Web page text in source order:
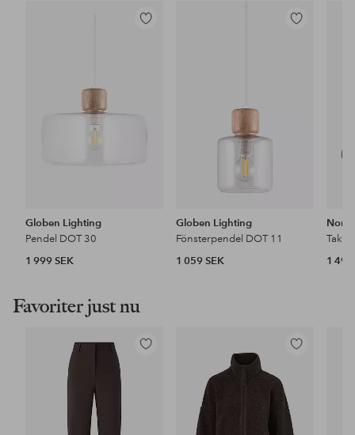
Lägg
Globen Lighting
Pendel DOT 30
1 999 SEK
Lägg
Globen Lighting
Fönsterpendel DOT 11
1 059 SEK
1 499
Favoriter just nu
Lägg
Lägg
favoriter